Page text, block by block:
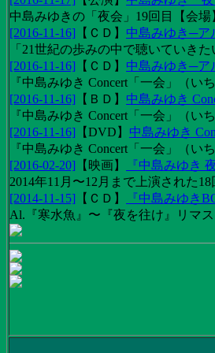
中島みゆきの「夜会」19回目【会
[2016-11-16] 【 ＣＤ 】 中島みゆき─ア
「21世紀の歩みの中で聴いていき
[2016-11-16] 【 ＣＤ 】 中島みゆき─ア
『中島みゆき Concert「一会」（い
[2016-11-16] 【 ＢＤ 】 中島みゆき
『中島みゆき Concert「一会」（い
[2016-11-16] 【DVD 】 中島みゆき
『中島みゆき Concert「一会」（い
[2016-02-20] 【 映画】
『中島みゆき
2014年11月〜12月まで上演された
[2014-11-15] 【 ＣＤ 】
『中島みゆき
Al.『寒水魚』〜『夜を往け』リマ